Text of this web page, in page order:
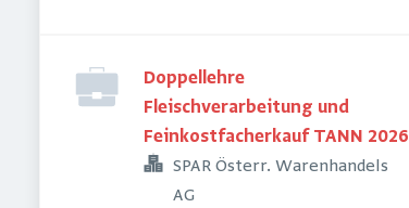
Doppellehre
Fleischverarbeitung und
Feinkostfacherkauf TANN 2026
SPAR Österr. Warenhandels
AG